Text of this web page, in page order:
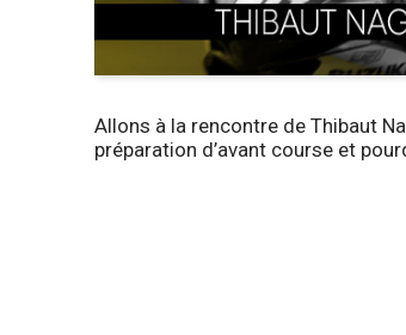
Allons à la rencontre de Thibaut
préparation d’avant course et